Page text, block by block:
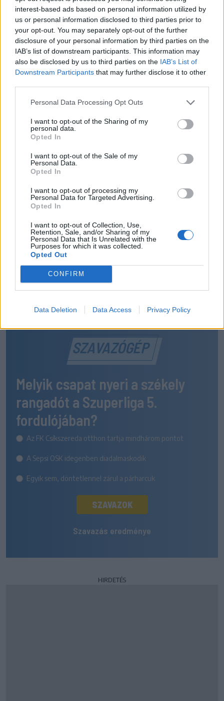
interest-based ads based on personal information utilized by
us or personal information disclosed to third parties prior to
your opt-out. You may separately opt-out of the further
disclosure of your personal information by third parties on the
IAB’s list of downstream participants. This information may
also be disclosed by us to third parties on the IAB’s List of
Downstream Participants that may further disclose it to other
Personal Data Processing Opt Outs
I want to opt-out of the Sharing of my
personal data.
Opted In
I want to opt-out of the Sale of my
Personal Data.
Opted In
I want to opt-out of processing my
Personal Data for Targeted Advertising.
Opted In
I want to opt-out of Collection, Use,
Retention, Sale, and/or Sharing of my
Personal Data that Is Unrelated with the
Purposes for which it was collected.
Opted Out
CONFIRM
Data Deletion Data Access Privacy Policy
Corbu góljától hangos a román és a magyar sajtó,
válogatott meghívót sürgetnek
12:36
Új korszak a Sepsi OSK II-nél, fiatalos hévvel épül a
jövő csapata
Székelyföldi játékosokkal készül a női válogatott a
FOTE-ra
09:49
Craiova – a csütörtöki sportműsor
23:30
Corbu bombagólja döntött, előnyből várja a
visszavágót a Ferencváros
SZAVAZÓGÉP
Melyik csapat nyeri a székely
rangadót a Szuperliga 5.
fordulójában?
Az FK Csíkszereda otthon tartja mindhárom pontot
A Sepsi OSK idegenben diadalmaskodik
Egyik sem, döntetlennel zárul a párharcuk
SZAVAZOK
Szavazás eredménye
HIRDETÉS